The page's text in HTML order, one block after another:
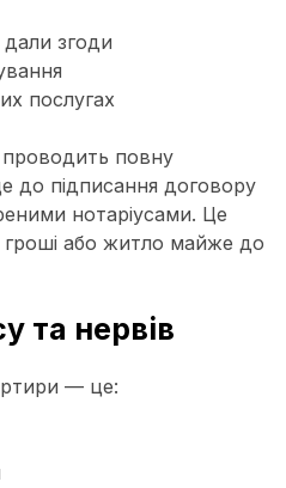
дали згоди
послугах
проводить повну
до підписання договору
нотаріусами. Це
або житло майже до
та нервів
— це: